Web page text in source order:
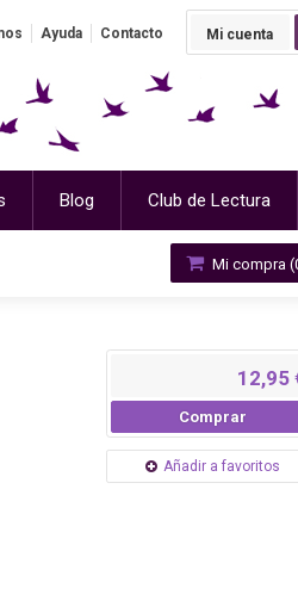
Mi cuenta
Ayuda Contacto
Blog Club de Lectura
Mi compra (
12,95
Comprar
Añadir a favoritos